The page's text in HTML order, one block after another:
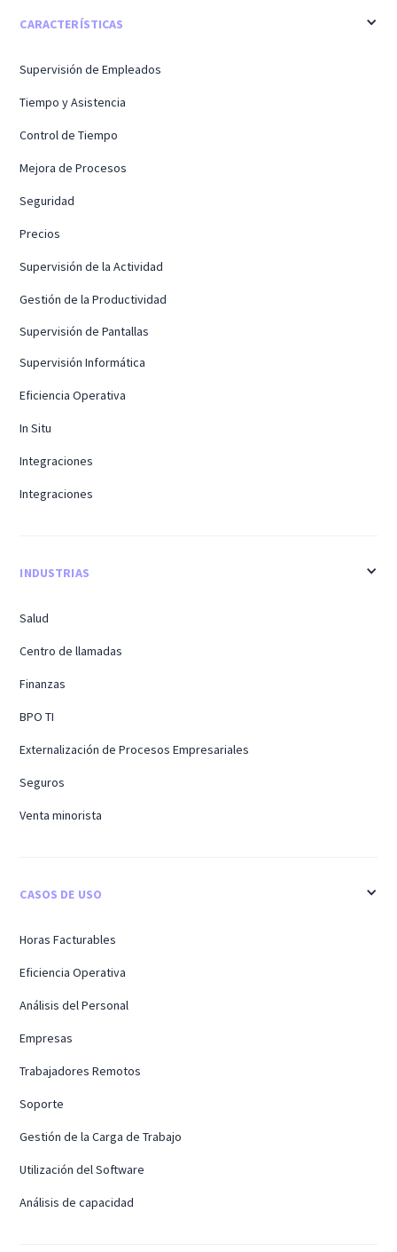
CARACTERÍSTICAS
Supervisión de Empleados
Tiempo y Asistencia
Control de Tiempo
Mejora de Procesos
Seguridad
Precios
Supervisión de la Actividad
Gestión de la Productividad
Supervisión de Pantallas
Supervisión Informática
Eficiencia Operativa
In Situ
Integraciones
Integraciones
INDUSTRIAS
Salud
Centro de llamadas
Finanzas
BPO TI
Externalización de Procesos Empresariales
Seguros
Venta minorista
CASOS DE USO
Horas Facturables
Eficiencia Operativa
Análisis del Personal
Empresas
Trabajadores Remotos
Soporte
Gestión de la Carga de Trabajo
Utilización del Software
Análisis de capacidad